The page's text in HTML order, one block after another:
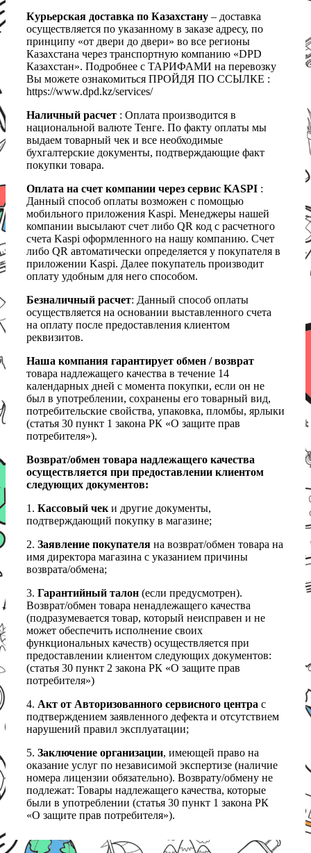
Курьерская доставка по Казахстану – доставка
осуществляется по указанному в заказе адресу, по
принципу «от двери до двери» во все регионы
Казахстана через транспортную компанию «DPD
Казахстан». Подробнее с ТАРИФАМИ на перевозку
Вы можете ознакомиться ПРОЙДЯ ПО ССЫЛКЕ :
https://www.dpd.kz/services/
Наличный расчет : Оплата производится в
национальной валюте Тенге. По факту оплаты мы
выдаем товарный чек и все необходимые
бухгалтерские документы, подтверждающие факт
покупки товара.
Оплата на счет компании через сервис KASPI :
Данный способ оплаты возможен с помощью
мобильного приложения Kaspi. Менеджеры нашей
компании высылают счет либо QR код с расчетного
счета Kaspi оформленного на нашу компанию. Счет
либо QR автоматически определяется у покупателя в
приложении Kaspi. Далее покупатель производит
оплату удобным для него способом.
Безналичный расчет: Данный способ оплаты
осуществляется на основании выставленного счета
на оплату после предоставления клиентом
реквизитов.
Наша компания гарантирует обмен / возврат
товара надлежащего качества в течение 14
календарных дней с момента покупки, если он не
был в употреблении, сохранены его товарный вид,
потребительские свойства, упаковка, пломбы, ярлыки
(статья 30 пункт 1 закона РК «О защите прав
потребителя»).
Возврат/обмен товара надлежащего качества
осуществляется при предоставлении клиентом
следующих документов:
1. Кассовый чеки другие документы,
подтверждающий покупку в магазине;
2. Заявление покупателя на возврат/обмен товара на
имя директора магазина с указанием причины
возврата/обмена;
3. Гарантийный талон (если предусмотрен).
Возврат/обмен товара ненадлежащего качества
(подразумевается товар, который неисправен и не
может обеспечить исполнение своих
функциональных качеств) осуществляется при
предоставлении клиентом следующих документов:
(статья 30 пункт 2 закона РК «О защите прав
потребителя»)
4. Акт от Авторизованного сервисного центра с
подтверждением заявленного дефекта и отсутствием
нарушений правил эксплуатации;
5. Заключение организации, имеющей право на
оказание услуг по независимой экспертизе (наличие
номера лицензии обязательно). Возврату/обмену не
подлежат: Товары надлежащего качества, которые
были в употреблении (статья 30 пункт 1 закона РК
«О защите прав потребителя»).